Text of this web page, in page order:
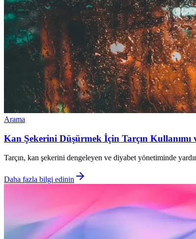
Arama
Kan Şekerini Düşürmek İçin Tarçın Kullanımı
Tarçın, kan şekerini dengeleyen ve diyabet yönetiminde
Daha fazla bilgi edinin